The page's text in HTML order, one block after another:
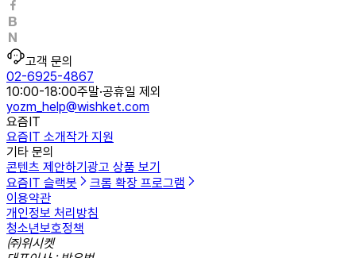
고객 문의
02-6925-4867
10:00-18:00주말·공휴일 제외
yozm_help@wishket.com
요즘IT
요즘IT 소개작가 지원
기타 문의
콘텐츠 제안하기광고 상품 보기
요즘IT 슬랙봇
크롬 확장 프로그램
이용약관
개인정보 처리방침
청소년보호정책
㈜위시켓